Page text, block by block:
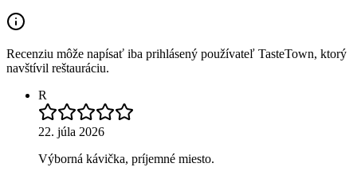
Recenziu môže napísať iba prihlásený používateľ TasteTown, ktorý
navštívil reštauráciu.
R
22. júla 2026
Výborná kávička, príjemné miesto.